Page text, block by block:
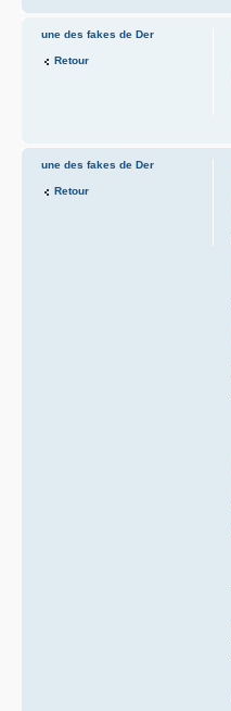
une des fakes de Der
Retour
une des fakes de Der
Retour